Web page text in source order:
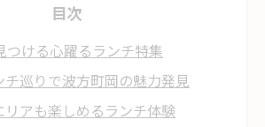
目次
つける心躍るランチ特集
チ巡りで波方町岡の魅力発見
リアも楽しめるランチ体験